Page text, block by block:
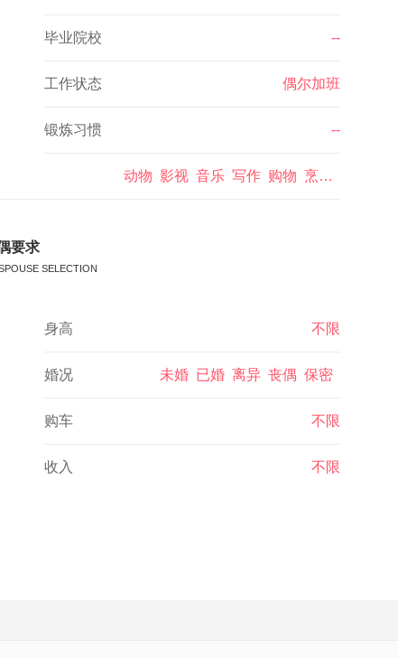
毕业院校 --
工作状态 偶尔加班
锻炼习惯 --
动物 影视 音乐 写作 购物 烹饪 读书 体育运动 旅游 电子游戏 其它
要求
SELECTION
身高 不限
婚况 未婚 已婚 离异 丧偶 保密
购车 不限
收入 不限